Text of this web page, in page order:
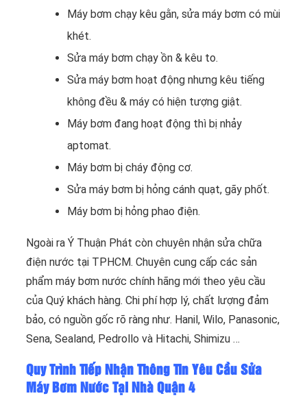
Máy bơm chạy kêu gằn, sửa máy bơm có mùi
khét.
Sửa máy bơm chạy ồn & kêu to.
Sửa máy bơm hoạt động nhưng kêu tiếng
không đều & máy có hiện tượng giật.
Máy bơm đang hoạt động thì bị nhảy
aptomat.
Máy bơm bị cháy động cơ.
Sửa máy bơm bị hỏng cánh quạt, gãy phốt.
Máy bơm bị hỏng phao điện.
Ngoài ra Ý Thuận Phát còn chuyên nhận sửa chữa
điện nước tại TPHCM. Chuyên cung cấp các sản
phẩm máy bơm nước chính hãng mới theo yêu cầu
của Quý khách hàng. Chi phí hợp lý, chất lượng đảm
bảo, có nguồn gốc rõ ràng như. Hanil, Wilo, Panasonic,
Sena, Sealand, Pedrollo và Hitachi, Shimizu …
Quy Trình Tiếp Nhận Thông Tin Yêu Cầu Sửa
Máy Bơm Nước Tại Nhà Quận 4